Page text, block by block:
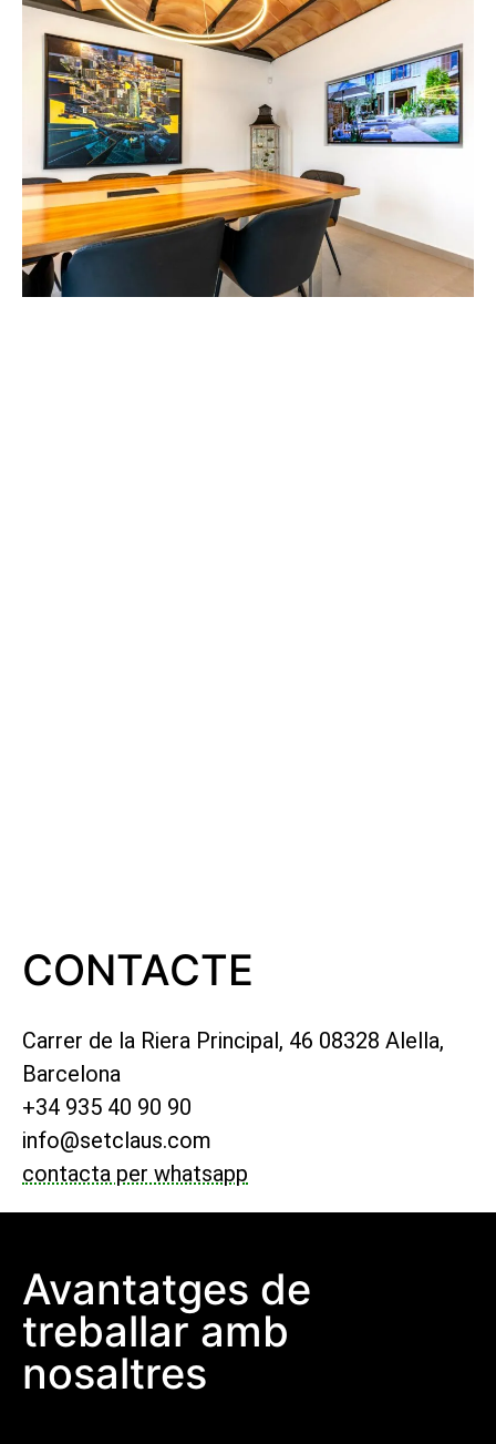
CONTACTE
Carrer de la Riera Principal, 46 08328 Alella,
Barcelona
+34 935 40 90 90
info@setclaus.com
contacta per whatsapp
Avantatges de
treballar amb
nosaltres